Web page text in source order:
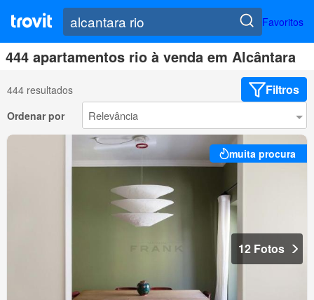
Favoritos
444 apartamentos rio à venda em Alcântara
444 resultados Filtros
Ordenar por
muita procura
12 Fotos